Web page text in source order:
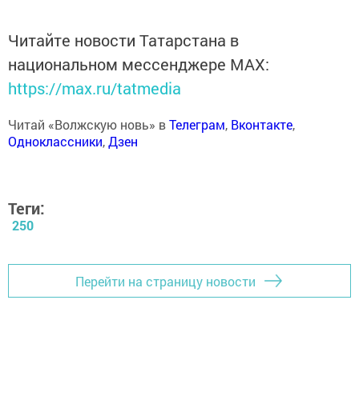
Читайте новости Татарстана в
национальном мессенджере MАХ:
https://max.ru/tatmedia
Читай «Волжскую новь» вТелеграм, Вконтакте,
Одноклассники,Дзен
Теги:
250
Перейти на страницу новости